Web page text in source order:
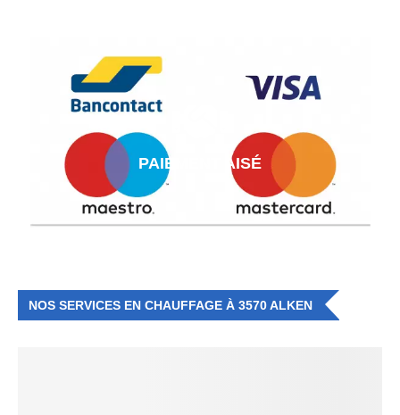
PAIEMENT AISÉ
NOS SERVICES EN CHAUFFAGE À 3570 ALKEN